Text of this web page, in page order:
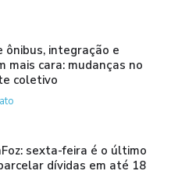
ônibus, integração e
mais cara: mudanças no
coletivo
sexta-feira é o último
dívidas em até 18